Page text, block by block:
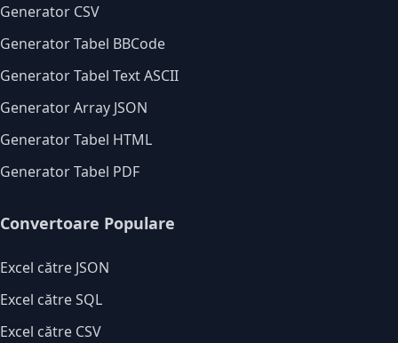
Generator CSV
Generator Tabel BBCode
Generator Tabel Text ASCII
Generator Array JSON
Generator Tabel HTML
Generator Tabel PDF
Convertoare Populare
Excel către JSON
Excel către SQL
Excel către CSV